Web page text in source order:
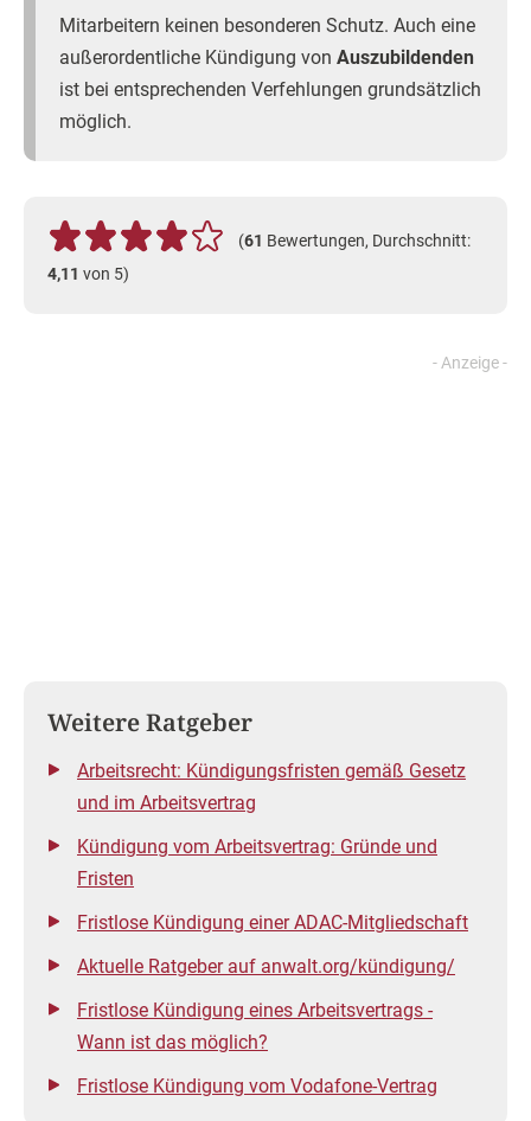
Mitarbeitern keinen besonderen Schutz. Auch eine
außerordentliche Kündigung von Auszubildenden
ist bei entsprechenden Verfehlungen grundsätzlich
möglich.
(61 Bewertungen, Durchschnitt:
4,11 von 5)
Weitere Ratgeber
Arbeitsrecht: Kündigungsfristen gemäß Gesetz
und im Arbeitsvertrag
Kündigung vom Arbeitsvertrag: Gründe und
Fristen
Fristlose Kündigung einer ADAC-Mitgliedschaft
Aktuelle Ratgeber auf anwalt.org/kündigung/
Fristlose Kündigung eines Arbeitsvertrags -
Wann ist das möglich?
Fristlose Kündigung vom Vodafone-Vertrag